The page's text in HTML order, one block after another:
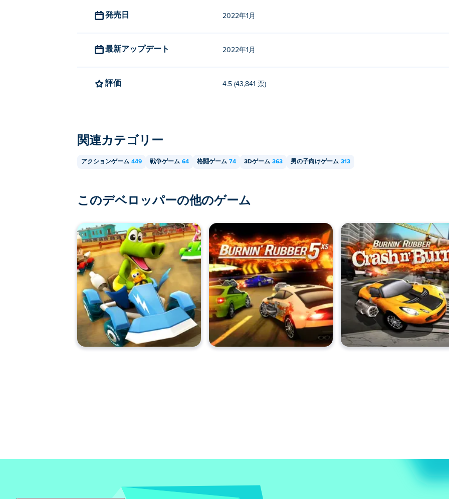
発売日 2022年1月
最新アップデート 2022年1月
評価 4.5 (43,841 票)
関連カテゴリー
アクションゲーム 449 戦争ゲーム 64 格闘ゲーム 74 3Dゲーム 363 男の子向けゲーム 313
このデベロッパーの他のゲーム